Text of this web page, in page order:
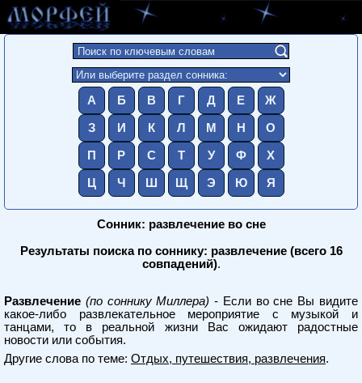
А Б В Г Д Е Ж
З И К Л М Н О
П Р С Т У Ф Х
Ц Ч Ш Щ Э Ю Я
Сонник: развлечение во сне
Результаты поиска по соннику: развлечение (всего 16
совпадений).
Развлечение (по соннику Миллера) - Если во сне Вы видите
какое-либо развлекательное мероприятие с музыкой и
танцами, то в реальной жизни Вас ожидают радостные
новости или события.
Другие слова по теме: Отдых, путешествия, развлечения.